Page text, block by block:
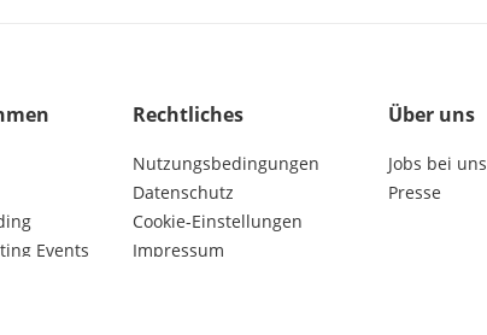
Events
Rechtliches
Nutzungsbedingungen
Datenschutz
Cookie-Einstellungen
Impressum
Über uns
Jobs bei uns
Presse